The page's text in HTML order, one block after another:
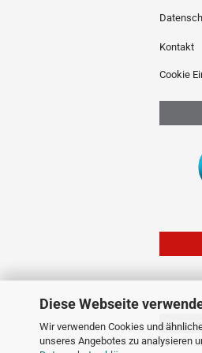
Diese Webseite
Wir verwenden Cookies und
unseres Angebotes zu analysieren
Kontakt
Cookie